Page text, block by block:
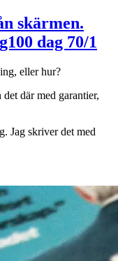
skärmen.
dag 70/1
eller hur?
där med garantier,
Jag skriver det med